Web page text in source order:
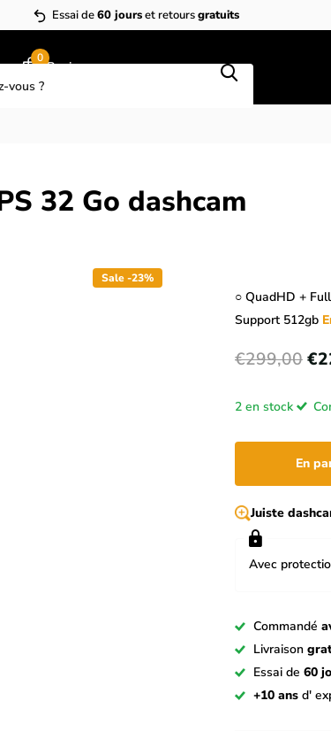
Essai de60 jourset retoursgratuits
0
Panier
32 Go dashcam
Sale -23%
○ QuadHD +
Support 512gb
€299,00
2 en stock
En
Juiste
Avec
Commandé
Livraison
Essai de 60
+10 ans d'